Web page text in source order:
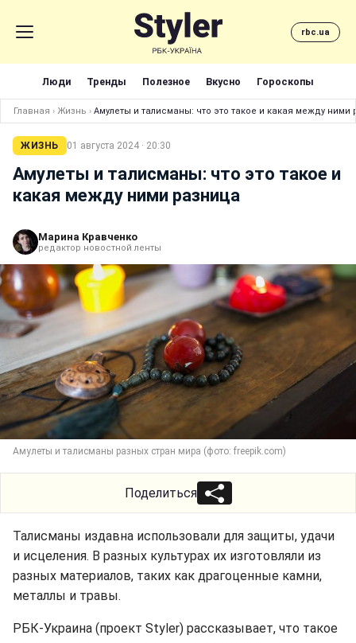
rbc.ua
Люди Тренды Полезное Вкусно Гороскопы
Главная › Жизнь › Амулеты и талисманы: что это такое и какая между ними
ЖИЗНЬ 01 августа 2024 · 20:30
Амулеты и талисманы: что это такое и
какая между ними разница
Марина Кравченко
редактор новостной ленты
Амулеты и талисманы разных стран мира (фото: freepik.com)
Поделиться
Талисманы издавна использовали для защиты, удачи
и исцеления. В разных культурах их изготовляли из
разных материалов, таких как драгоценные камни,
металлы и травы.
РБК-Украина (проект Styler) рассказывает, что такое